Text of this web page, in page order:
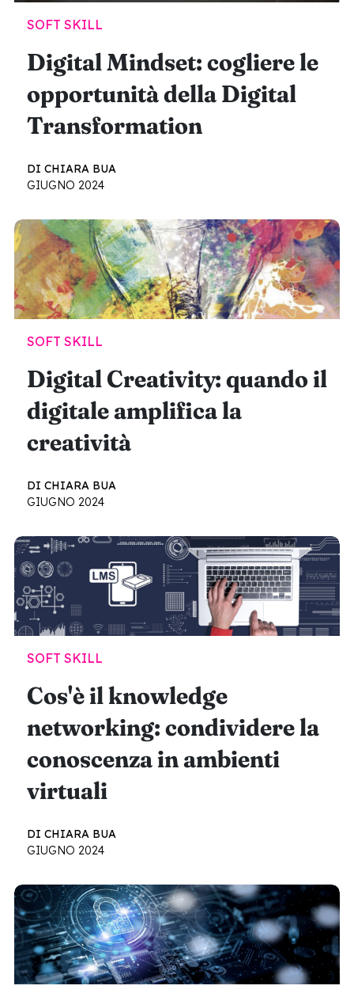
SOFT SKILL
Digital Mindset: cogliere le
opportunità della Digital
Transformation
DI CHIARA BUA
GIUGNO 2024
SOFT SKILL
Digital Creativity: quando il
digitale amplifica la
creatività
DI CHIARA BUA
GIUGNO 2024
SOFT SKILL
Cos'è il knowledge
networking: condividere la
conoscenza in ambienti
virtuali
DI CHIARA BUA
GIUGNO 2024